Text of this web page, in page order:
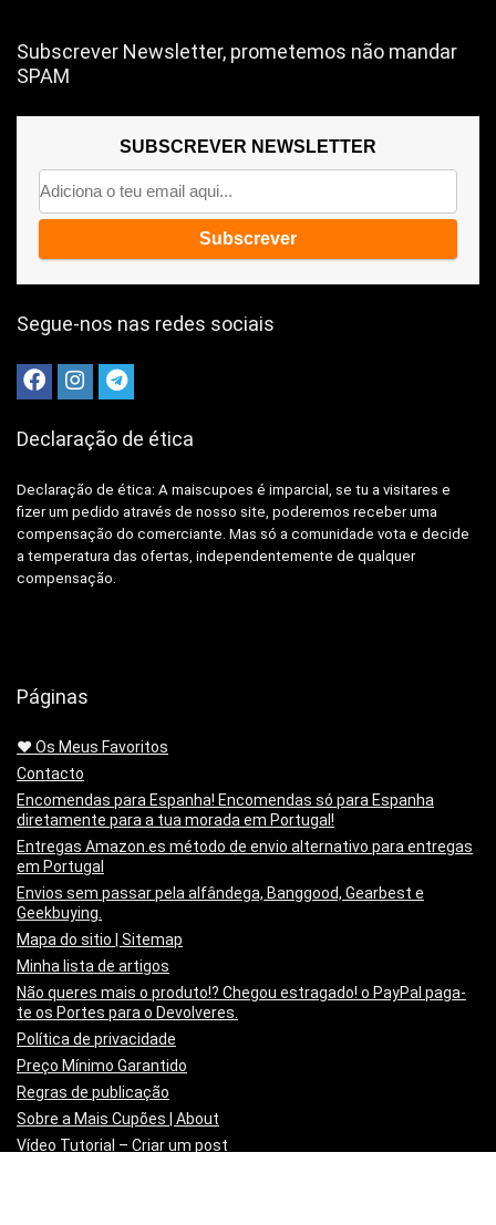
Subscrever Newsletter, prometemos não mandar
SPAM
SUBSCREVER NEWSLETTER
Segue-nos nas redes sociais
Declaração de ética
Declaração de ética: A maiscupoes é imparcial, se tu a visitares e
fizer um pedido através de nosso site, poderemos receber uma
compensação do comerciante. Mas só a comunidade vota e decide
a temperatura das ofertas, independentemente de qualquer
compensação.
Páginas
❤️ Os Meus Favoritos
Contacto
Encomendas para Espanha! Encomendas só para Espanha
diretamente para a tua morada em Portugal!
Entregas Amazon.es método de envio alternativo para entregas
em Portugal
Envios sem passar pela alfândega, Banggood, Gearbest e
Geekbuying.
Mapa do sitio | Sitemap
Minha lista de artigos
Não queres mais o produto!? Chegou estragado! o PayPal paga-
te os Portes para o Devolveres.
Política de privacidade
Preço Mínimo Garantido
Regras de publicação
Sobre a Mais Cupões | About
Vídeo Tutorial – Criar um post